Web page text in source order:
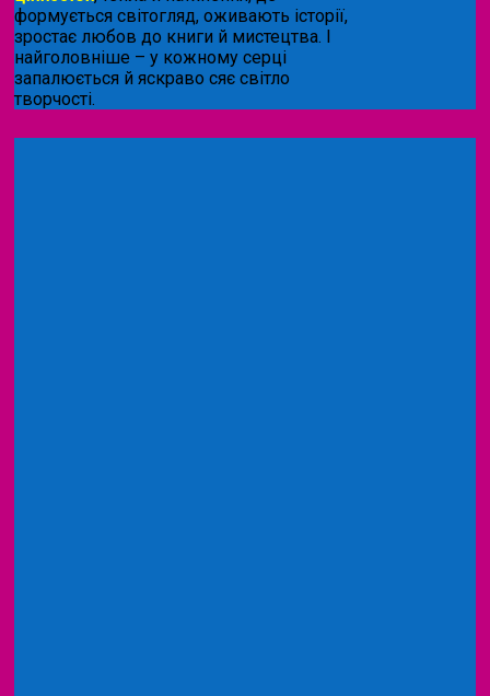
формується світогляд, оживають історії,
зростає любов до книги й мистецтва. І
найголовніше – у кожному серці
запалюється й яскраво сяє світло
творчості.